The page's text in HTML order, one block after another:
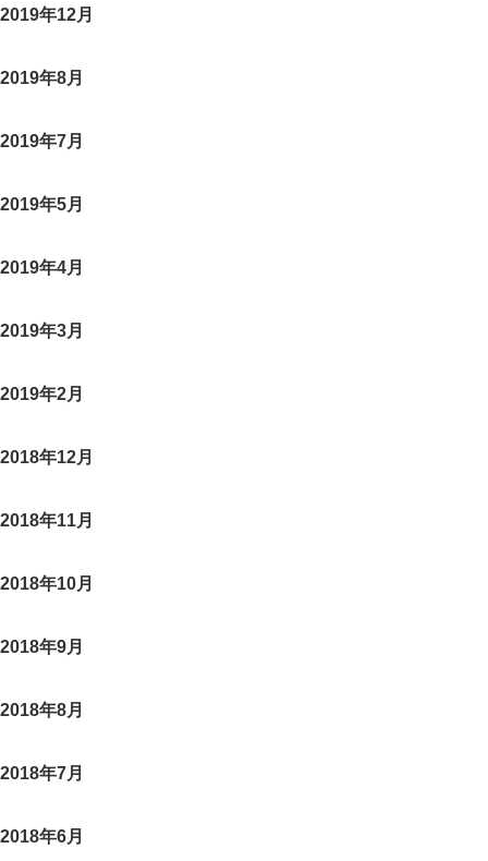
2019年12月
2019年8月
2019年7月
2019年5月
2019年4月
2019年3月
2019年2月
2018年12月
2018年11月
2018年10月
2018年9月
2018年8月
2018年7月
2018年6月